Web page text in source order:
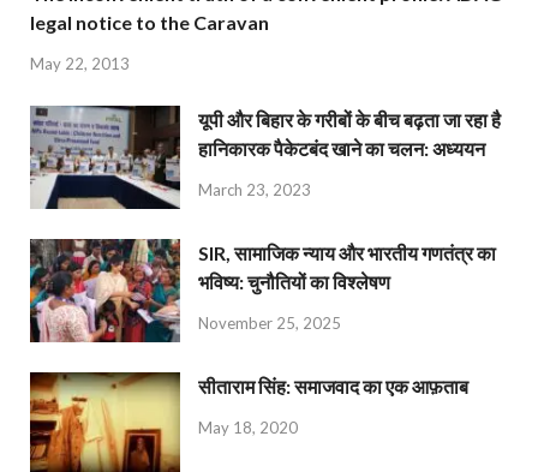
legal notice to the Caravan
May 22, 2013
यूपी और बिहार के गरीबों के बीच बढ़ता जा रहा है
हानिकारक पैकेटबंद खाने का चलन: अध्ययन
March 23, 2023
SIR, सामाजिक न्याय और भारतीय गणतंत्र का
भविष्य: चुनौतियों का विश्लेषण
November 25, 2025
सीताराम सिंह: समाजवाद का एक आफ़ताब
May 18, 2020